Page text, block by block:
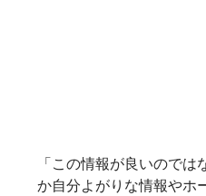
「この情報が良いので
か自分よがりな情報やホ